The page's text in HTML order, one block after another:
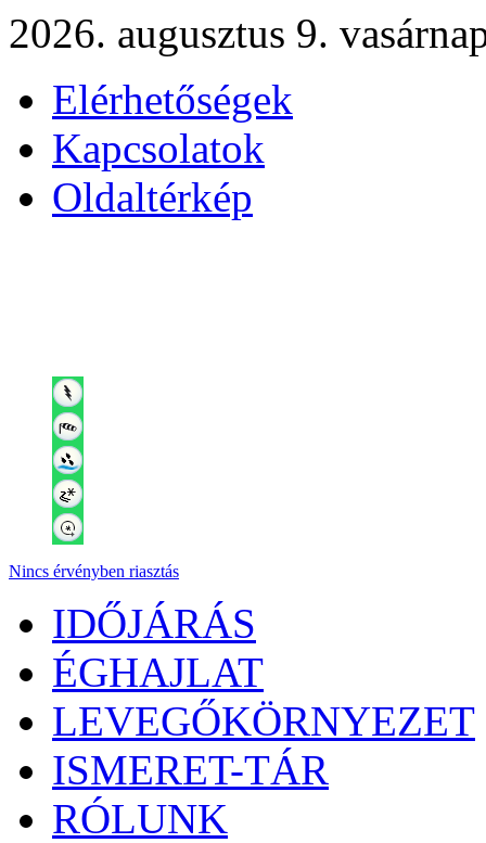
2026. augusztus 9.
Elérhetőségek
Kapcsolatok
Oldaltérkép
Nincs érvényben riasztás
IDŐJÁRÁS
ÉGHAJLAT
LEVEGŐKÖRNYEZET
ISMERET-TÁR
RÓLUNK